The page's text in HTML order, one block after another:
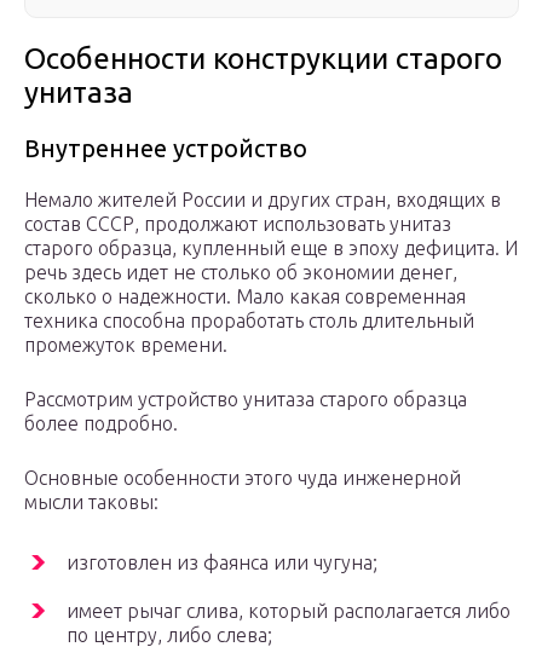
Особенности конструкции старого
унитаза
Внутреннее устройство
Немало жителей России и других стран, входящих в
состав СССР, продолжают использовать унитаз
старого образца, купленный еще в эпоху дефицита. И
речь здесь идет не столько об экономии денег,
сколько о надежности. Мало какая современная
техника способна проработать столь длительный
промежуток времени.
Рассмотрим устройство унитаза старого образца
более подробно.
Основные особенности этого чуда инженерной
мысли таковы:
изготовлен из фаянса или чугуна;
имеет рычаг слива, который располагается либо
по центру, либо слева;